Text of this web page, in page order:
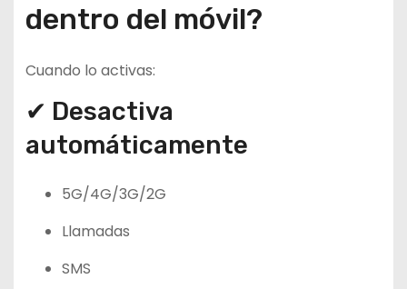
dentro del móvil?
Cuando lo activas:
✔ Desactiva
automáticamente
5G/4G/3G/2G
Llamadas
SMS